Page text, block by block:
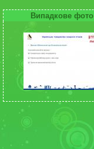
Випадкове фото